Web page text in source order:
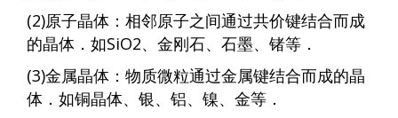
(2)原子晶体：相邻原子之间通过共价键结合而成
的晶体．如SiO2、金刚石、石墨、锗等．
(3)金属晶体：物质微粒通过金属键结合而成的晶
体．如铜晶体、银、铝、镍、金等．